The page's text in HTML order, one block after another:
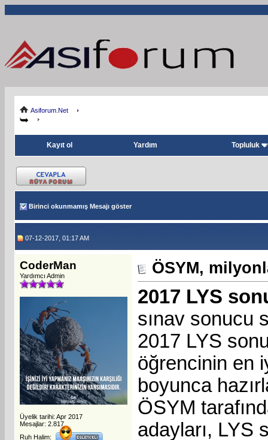
Asiforum.Net
Kayıt ol Yardım Topluluk
Birinci okunmamış Mesajı göster
07-12-2017, 01:17 AM
CoderMan
Yardımcı Admin
Üyelik tarihi: Apr 2017
Mesajlar: 2.817
Ruh Halim:
ÖSYM,
2017 LYS
sınav sonucu
2017 LYS
öğrencinin en
boyunca
ÖSYM
adayları, LYS